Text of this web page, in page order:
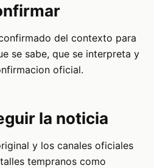
del contexto para
se sabe, que se interpreta y
oficial.
la noticia
y los canales oficiales
tempranos como